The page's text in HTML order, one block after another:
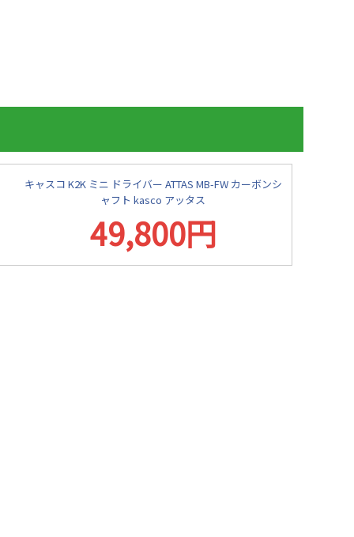
キャスコ K2K ミニ ドライバー ATTAS MB-FW カーボンシ
ャフト kasco アッタス
49,800円